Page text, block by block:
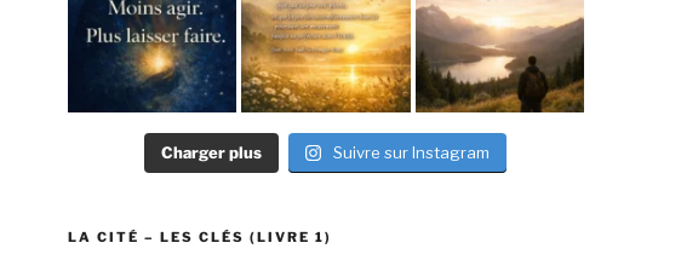
Charger plus Suivre sur Instagram
LA CITÉ – LES CLÉS (LIVRE 1)